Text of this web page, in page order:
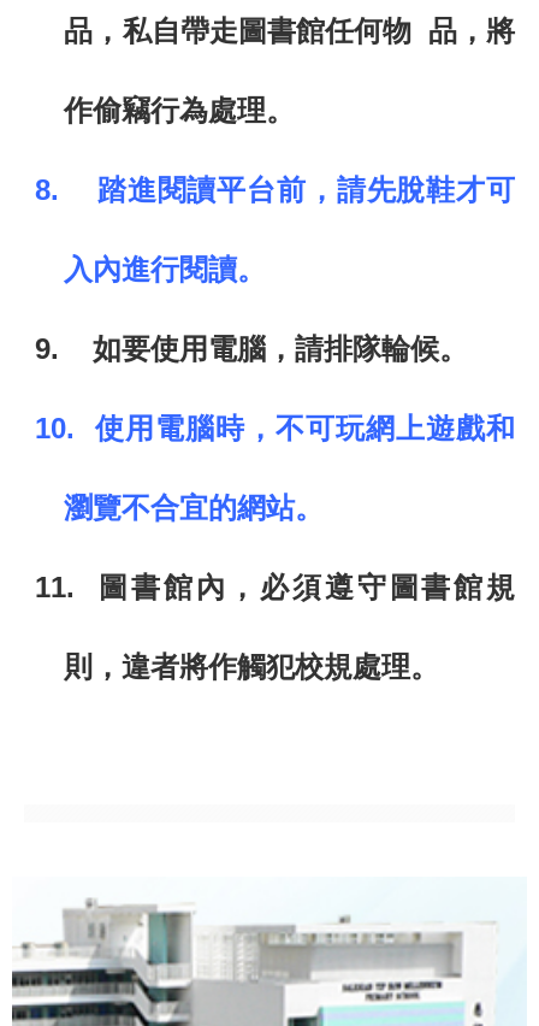
品，私自帶走圖書館任何物 品，將
作偷竊行為處理。
8. 踏進閱讀平台前，請先脫鞋才可
入內進行閱讀。
9. 如要使用電腦，請排隊輪候。
10. 使用電腦時，不可玩網上遊戲和
瀏覽不合宜的網站。
11. 圖書館內，必須遵守圖書館規
則，違者將作觸犯校規處理。